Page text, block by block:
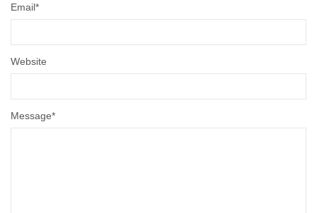
Message*
Email*
Website